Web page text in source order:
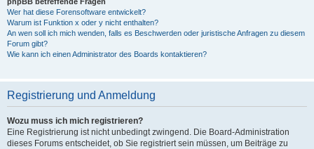
Wer hat diese Forensoftware entwickelt?
Warum ist Funktion x oder y nicht enthalten?
An wen soll ich mich wenden, falls es Beschwerden oder juristische Anfragen zu diesem
Forum gibt?
Wie kann ich einen Administrator des Boards kontaktieren?
Registrierung und Anmeldung
Wozu muss ich mich registrieren?
Eine Registrierung ist nicht unbedingt zwingend. Die Board-Administration
dieses Forums entscheidet, ob Sie registriert sein müssen, um Beiträge zu